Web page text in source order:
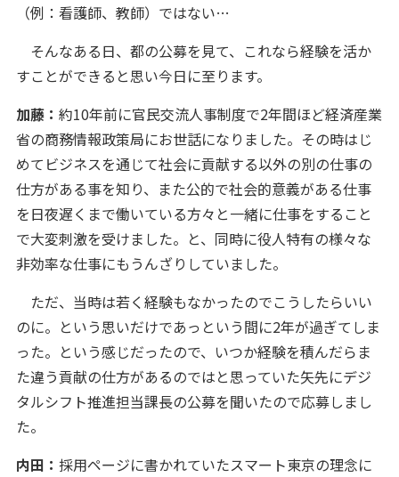
（例：看護師、教師）ではない…
そんなある日、都の公募を見て、これなら経験を活か
すことができると思い今日に至ります。
加藤： 約10年前に官民交流人事制度で2年間ほど経済産業
省の商務情報政策局にお世話になりました。その時はじ
めてビジネスを通じて社会に貢献する以外の別の仕事の
仕方がある事を知り、また公的で社会的意義がある仕事
を日夜遅くまで働いている方々と一緒に仕事をすること
で大変刺激を受けました。と、同時に役人特有の様々な
非効率な仕事にもうんざりしていました。
ただ、当時は若く経験もなかったのでこうしたらいい
のに。という思いだけであっという間に2年が過ぎてしま
った。という感じだったので、いつか経験を積んだらま
た違う貢献の仕方があるのではと思っていた矢先にデジ
タルシフト推進担当課長の公募を聞いたので応募しまし
た。
内田： 採用ページに書かれていたスマート東京の理念に